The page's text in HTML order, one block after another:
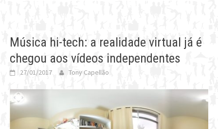
Música hi-tech: a realidade virtual já é
chegou aos vídeos independentes
27/01/2017 Tony Capellão